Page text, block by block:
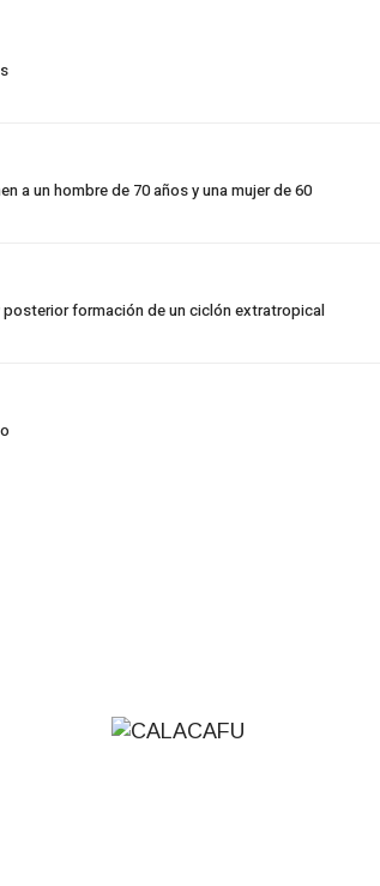
a un hombre de 70 años y una mujer de 60
formación de un ciclón extratropical